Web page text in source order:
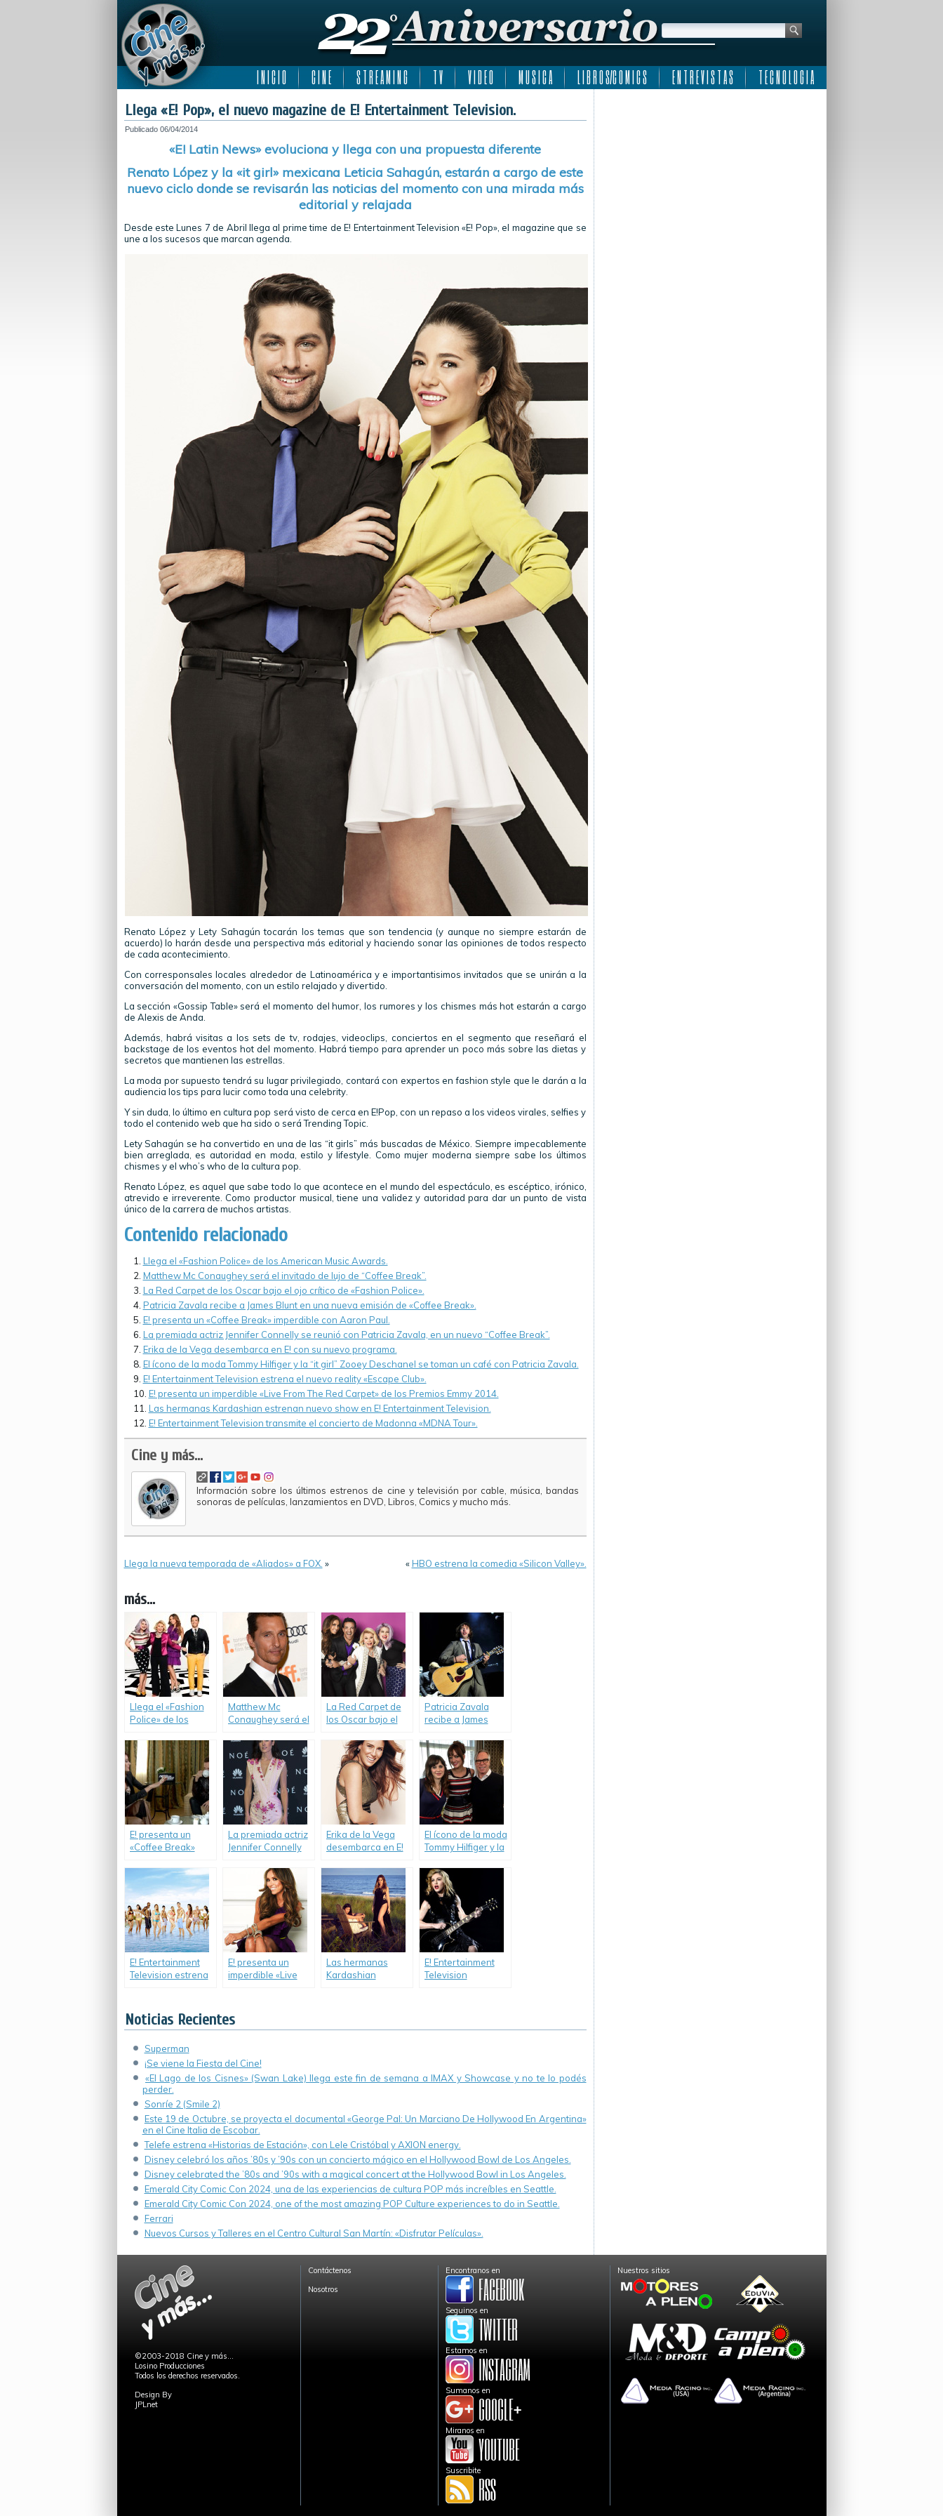
I N I C I O C I N E S T R E A M I N G T V V I D E O M U S I C A L I B R O S/C O M I C S E N T R E V I S T A S T E C N O L O G I A
Llega «E! Pop», el nuevo magazine de E! Entertainment Television.
Publicado 06/04/2014
«E! Latin News» evoluciona y llega con una propuesta diferente
Renato López y la «it girl» mexicana Leticia Sahagún, estarán a cargo de este
nuevo ciclo donde se revisarán las noticias del momento con una mirada más
editorial y relajada
Desde este Lunes 7 de Abril llega al prime time de E! Entertainment Television «E! Pop», el magazine que se
une a los sucesos que marcan agenda.
Renato López y Lety Sahagún tocarán los temas que son tendencia (y aunque no siempre estarán de
acuerdo) lo harán desde una perspectiva más editorial y haciendo sonar las opiniones de todos respecto
de cada acontecimiento.
Con corresponsales locales alrededor de Latinoamérica y e importantisimos invitados que se unirán a la
conversación del momento, con un estilo relajado y divertido.
La sección «Gossip Table» será el momento del humor, los rumores y los chismes más hot estarán a cargo
de Alexis de Anda.
Además, habrá visitas a los sets de tv, rodajes, videoclips, conciertos en el segmento que reseñará el
backstage de los eventos hot del momento. Habrá tiempo para aprender un poco más sobre las dietas y
secretos que mantienen las estrellas.
La moda por supuesto tendrá su lugar privilegiado, contará con expertos en fashion style que le darán a la
audiencia los tips para lucir como toda una celebrity.
Y sin duda, lo último en cultura pop será visto de cerca en E!Pop, con un repaso a los videos virales, selfies y
todo el contenido web que ha sido o será Trending Topic.
Lety Sahagún se ha convertido en una de las “it girls” más buscadas de México. Siempre impecablemente
bien arreglada, es autoridad en moda, estilo y lifestyle. Como mujer moderna siempre sabe los últimos
chismes y el who’s who de la cultura pop.
Renato López, es aquel que sabe todo lo que acontece en el mundo del espectáculo, es escéptico, irónico,
atrevido e irreverente. Como productor musical, tiene una validez y autoridad para dar un punto de vista
único de la carrera de muchos artistas.
Contenido relacionado
Llega el «Fashion Police» de los American Music Awards.
Matthew Mc Conaughey será el invitado de lujo de “Coffee Break”.
La Red Carpet de los Oscar bajo el ojo crítico de «Fashion Police».
Patricia Zavala recibe a James Blunt en una nueva emisión de «Coffee Break».
E! presenta un «Coffee Break» imperdible con Aaron Paul.
La premiada actriz Jennifer Connelly se reunió con Patricia Zavala, en un nuevo “Coffee Break”.
Erika de la Vega desembarca en E! con su nuevo programa.
El ícono de la moda Tommy Hilfiger y la “it girl” Zooey Deschanel se toman un café con Patricia Zavala.
E! Entertainment Television estrena el nuevo reality «Escape Club».
E! presenta un imperdible «Live From The Red Carpet» de los Premios Emmy 2014.
Las hermanas Kardashian estrenan nuevo show en E! Entertainment Television.
E! Entertainment Television transmite el concierto de Madonna «MDNA Tour».
Cine y más...
Información sobre los últimos estrenos de cine y televisión por cable, música, bandas
sonoras de películas, lanzamientos en DVD, Libros, Comics y mucho más.
Llega la nueva temporada de «Aliados» a FOX. » «HBO estrena la comedia «Silicon Valley».
más...
Llega el «Fashion
Police» de los
Awards.
Matthew Mc
Conaughey será el
“Coffee Break”.
La Red Carpet de
los Oscar bajo el
«Fashion Police».
Patricia Zavala
recibe a James
emisión de «Coffee
Break».
E! presenta un
«Coffee Break»
Aaron Paul.
La premiada actriz
Jennifer Connelly
Patricia Zavala, en
un nuevo “Coffee
Break”.
Erika de la Vega
desembarca en E!
El ícono de la moda
Tommy Hilfiger y la
Deschanel se
toman un café con
Patricia Zavala.
E! Entertainment
Television estrena
E! presenta un
imperdible «Live
2014.
Las hermanas
Kardashian
E! Entertainment
Television
Noticias Recientes
Superman
¡Se viene la Fiesta del Cine!
«El Lago de los Cisnes» (Swan Lake) llega este fin de semana a IMAX y Showcase y no te lo podés
perder.
Sonríe 2 (Smile 2)
Este 19 de Octubre, se proyecta el documental «George Pal: Un Marciano De Hollywood En Argentina»
en el Cine Italia de Escobar.
Telefe estrena «Historias de Estación», con Lele Cristóbal y AXION energy.
Disney celebró los años ’80s y ’90s con un concierto mágico en el Hollywood Bowl de Los Angeles.
Disney celebrated the ’80s and ’90s with a magical concert at the Hollywood Bowl in Los Angeles.
Emerald City Comic Con 2024, una de las experiencias de cultura POP más increíbles en Seattle.
Emerald City Comic Con 2024, one of the most amazing POP Culture experiences to do in Seattle.
Ferrari
Nuevos Cursos y Talleres en el Centro Cultural San Martín: «Disfrutar Películas».
©2003-2018 Cine y más...
Losino Producciones
Todos los derechos reservados.
Design By
JPLnet
Contáctenos
Nosotros
Encontranos en
Seguinos en
Estamos en
Sumanos en
Miranos en
Suscribite
Nuestros sitios